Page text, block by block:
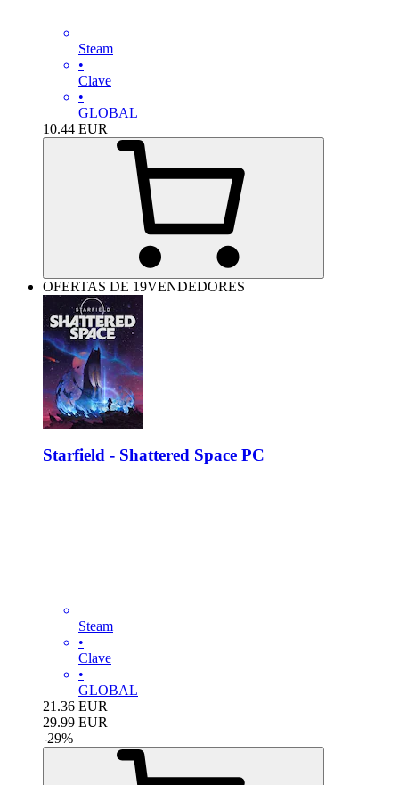
Steam
•
Clave
•
GLOBAL
10.44 EUR
OFERTAS DE 19VENDEDORES
Starfield - Shattered Space PC
Steam
•
Clave
•
GLOBAL
21.36 EUR
29.99 EUR
-29%